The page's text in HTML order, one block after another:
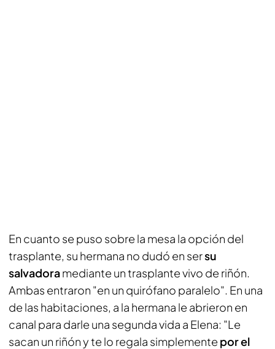
En cuanto se puso sobre la mesa la opción del
trasplante, su hermana no dudó en sersu
salvadoramediante un trasplante vivo de riñón.
Ambas entraron "en un quirófano paralelo". En una
de las habitaciones, a la hermana le abrieron en
canal para darle una segunda vida a Elena: "Le
sacan un riñón y te lo regala simplemente por el